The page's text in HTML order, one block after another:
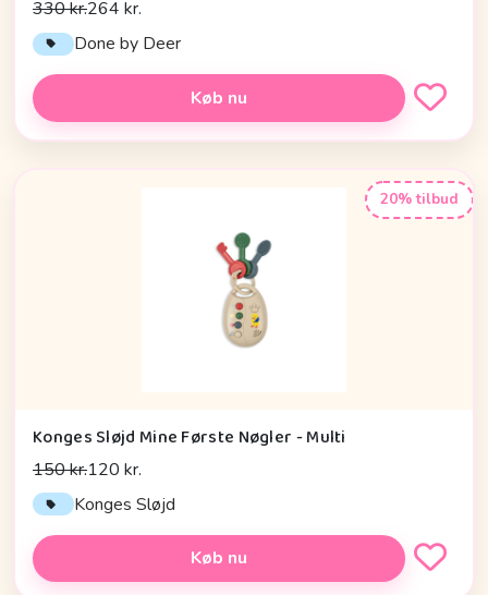
330 kr.264 kr.
Done by Deer
Køb nu
20% tilbud
Konges Sløjd Mine Første Nøgler - Multi
150 kr.120 kr.
Konges Sløjd
Køb nu